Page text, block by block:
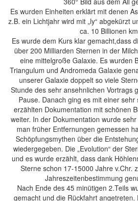
Es wurden Einheiten erklärt mit denen
z.B. ein Lichtjahr wird mit „ly“ abgekürzt
ca. 10 Billionen
Es wurde dem Kurs klar gemacht,dass
über 200 Milliarden Sternen in der
eine mittelgroße Galaxie. Es wurden
Triangulum und Andromeda Galaxie
unserer Galaxie doppelt so viele
Stunde des sehr ansehnlichen Vortrags
Pause. Danach ging es mit einer
erzählten Dokumentation mit schönen
weiter. In der Dokumentation wurde
man früher Entfernungen gemessen
Schöpfungsmythen über die
wiedergegeben. Die „Evolution“ der
und es wurde erzählt, dass dank
Sterne schon 17-15000 Jahre v.Chr.
Jahreszeitenbestimmung
Nach Ende des 45 minütigen 2.Teils
gemacht und die Rückfahrt angetreten.